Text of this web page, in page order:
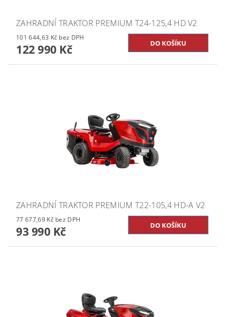
ZAHRADNÍ TRAKTOR PREMIUM T24-125,4 HD V2
101 644,63 Kč bez DPH
122 990 Kč
ZAHRADNÍ TRAKTOR PREMIUM T22-105,4 HD-A V2
77 677,69 Kč bez DPH
93 990 Kč